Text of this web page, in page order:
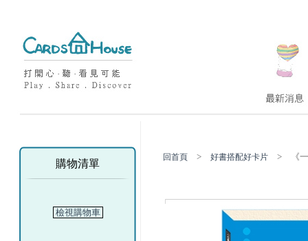
購物清單
檢視購物車
回首頁 > 好書搭配好卡片 > 《一